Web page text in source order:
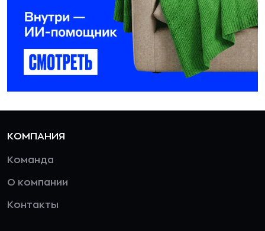
КОМПАНИЯ
Команда
О компании
Контакты